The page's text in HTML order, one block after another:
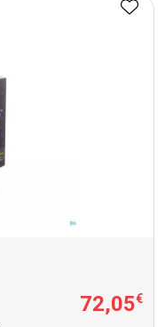
72,05€